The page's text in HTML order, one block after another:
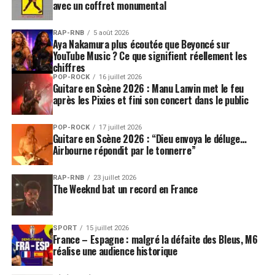
n’étant que trois, on peut ainsi tourner sur différents
instruments.
Dans les médias,
on vous a fait une
image de chanteur
bobo, de chanteur
unpeu parisien.
Vous avez
l’impression d’être
l’incarnation d’un
certain « chic
parisien » ?
C’est difficile à dire.
Les artistes se plaignent souvent des étiquettes. Je
pense qu’on les crée de toutes pièces et qu’il faut les
assumer. J’ai fait un album sur un Paris fantasmé, je
n’étais pas parisien à l’époque. Finalement, je véhiculais
avec un coffret monumental
RAP-RNB 5 août 2026
Aya Nakamura plus écoutée que Beyoncé sur
YouTube Music ? Ce que signifient réellement les
chiffres
POP-ROCK 16 juillet 2026
Guitare en Scène 2026 : Manu Lanvin met le feu
après les Pixies et fini son concert dans le public
POP-ROCK 17 juillet 2026
Guitare en Scène 2026 : “Dieu envoya le déluge…
Airbourne répondit par le tonnerre”
RAP-RNB 23 juillet 2026
The Weeknd bat un record en France
SPORT 15 juillet 2026
France – Espagne : malgré la défaite des Bleus, M6
réalise une audience historique